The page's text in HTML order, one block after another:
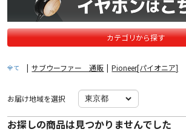
カテゴリから探す
全て | サブウーファー 通販 | Pioneer[パイオニア]
お届け地域を選択
お探しの商品は見つかりませんでした